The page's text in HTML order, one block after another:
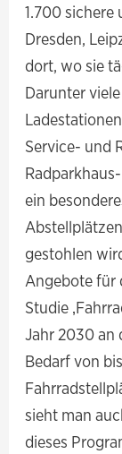
1.700
Dresden,
dort, wo sie
Darunter
Service- und
ein
gestohlen
Angebote für
Studie
Jahr 2030 an
Bedarf von
sieht man
dieses